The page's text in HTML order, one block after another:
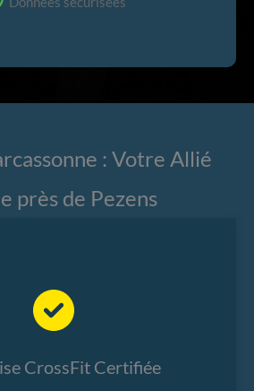
: Votre Allié
près de Pezens
CrossFit Certifiée